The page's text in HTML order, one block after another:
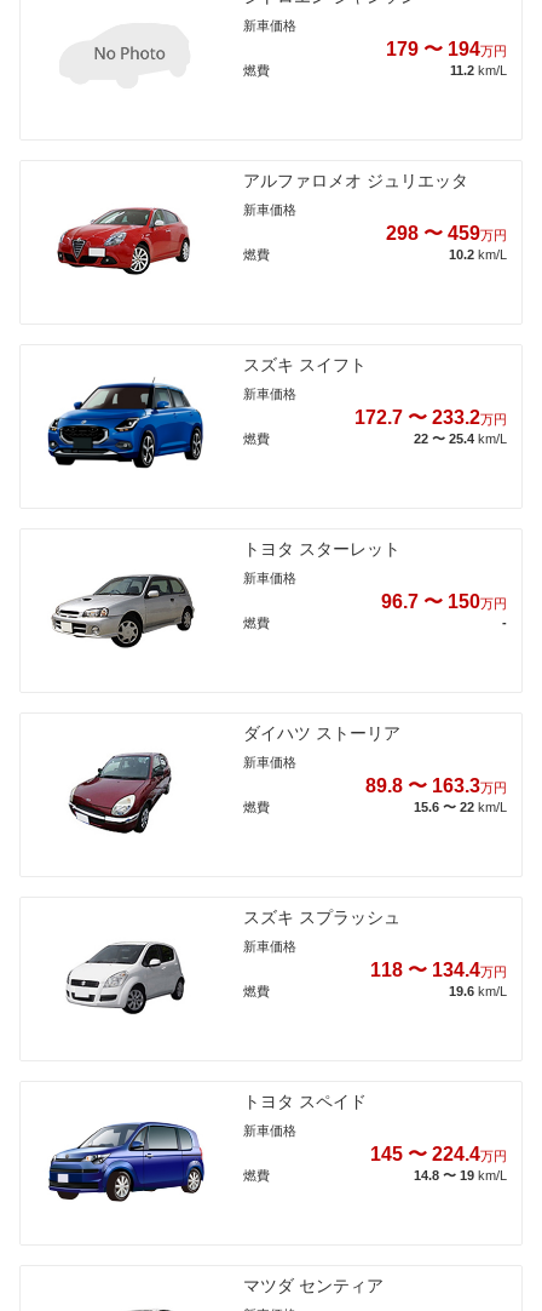
新車価格
179 〜 194万円
燃費
11.2 km/L
アルファロメオ ジュリエッタ
新車価格
298 〜 459万円
燃費
10.2 km/L
スズキ スイフト
新車価格
172.7 〜 233.2万円
燃費
22 〜 25.4 km/L
トヨタ スターレット
新車価格
96.7 〜 150万円
燃費
-
ダイハツ ストーリア
新車価格
89.8 〜 163.3万円
燃費
15.6 〜 22 km/L
スズキ スプラッシュ
新車価格
118 〜 134.4万円
燃費
19.6 km/L
トヨタ スペイド
新車価格
145 〜 224.4万円
燃費
14.8 〜 19 km/L
マツダ センティア